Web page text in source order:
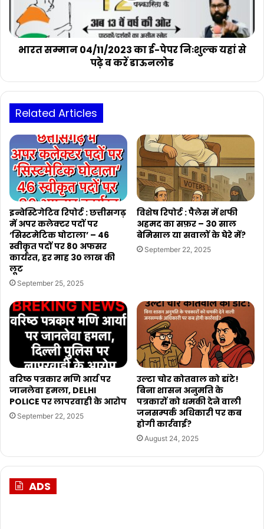
निःशुल्क
यहां
से
पढ़े
डाऊनलोड
भारत सम्मान 04/11/2023 का ई-पेपर निःशुल्क यहां से
पढ़े व करें डाऊनलोड
Related Articles
इन्वेस्टिगेटिव रिपोर्ट : छत्तीसगढ़
में अपर कलेक्टर पदों पर
‘सिस्टमेटिक घोटाला’ – 46
स्वीकृत पदों पर 80 अफसर
कार्यरत, हर माह 30 लाख की
लूट
September 25, 2025
विशेष रिपोर्ट : पैलेस में शफी
अहमद का सफ़र – 30 साल
बेमिसाल या सवालों के घेरे में?
September 22, 2025
वरिष्ठ पत्रकार मणि आर्य पर
जानलेवा हमला, DELHI
POLICE पर लापरवाही के आरोप
September 22, 2025
उल्टा चोर कोतवाल को डांटे!
बिना शासन अनुमति के
पत्रकारों को धमकी देने वाली
जनसम्पर्क अधिकारी पर कब
होगी कार्रवाई?
August 24, 2025
ADS